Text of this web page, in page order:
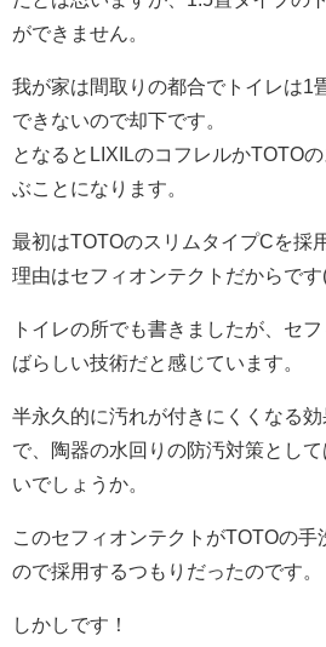
ができません。
我が家は間取りの都合でトイレは1
できないので却下です。
となるとLIXILのコフレルかTOTO
ぶことになります。
最初はTOTOのスリムタイプCを採
理由はセフィオンテクトだからで
トイレの所でも書きましたが、セ
ばらしい技術だと感じています。
半永久的に汚れが付きにくくなる
で、陶器の水回りの防汚対策とし
いでしょうか。
このセフィオンテクトがTOTOの手
ので採用するつもりだったのです。
しかしです！